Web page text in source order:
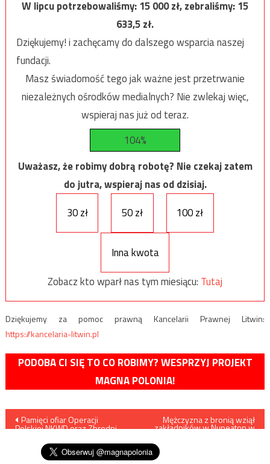
W lipcu potrzebowaliśmy:15 000zł, zebraliśmy:15
633,5zł.
Dziękujemy! i zachęcamy do dalszego wsparcia naszej
fundacji.
Masz świadomość tego jak ważne jest przetrwanie
niezależnych ośrodków medialnych? Nie zwlekaj więc,
wspieraj nas już od teraz.
104%
Uważasz, że robimy dobrą robotę? Nie czekaj zatem
do jutra, wspieraj nas od dzisiaj.
30 zł
50 zł 100 zł
Inna kwota
Zobacz kto wparł nas tym miesiącu: Tutaj
Dziękujemy za pomoc prawną Kancelarii Prawnej Litwin:
https://kancelaria-litwin.pl
PODOBA CI SIĘ TO CO ROBIMY? WESPRZYJ PROJEKT
MAGNA POLONIA!
Nawigacja
wpisu
Pamięci ofiar Operacji
Polskiej NKWD oraz Zbrodni
Mężczyzna z bronią wziął
zakładników w Nuneaton w